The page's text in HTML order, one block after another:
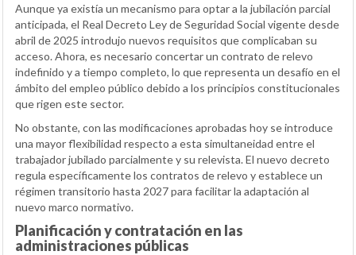
Aunque ya existía un mecanismo para optar a la jubilación parcial
anticipada, el Real Decreto Ley de Seguridad Social vigente desde
abril de 2025 introdujo nuevos requisitos que complicaban su
acceso. Ahora, es necesario concertar un contrato de relevo
indefinido y a tiempo completo, lo que representa un desafío en el
ámbito del empleo público debido a los principios constitucionales
que rigen este sector.
No obstante, con las modificaciones aprobadas hoy se introduce
una mayor flexibilidad respecto a esta simultaneidad entre el
trabajador jubilado parcialmente y su relevista. El nuevo decreto
regula específicamente los contratos de relevo y establece un
régimen transitorio hasta 2027 para facilitar la adaptación al
nuevo marco normativo.
Planificación y contratación en las
administraciones públicas